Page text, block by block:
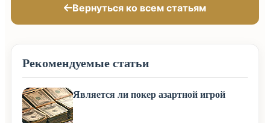
Вернуться ко всем статьям
Рекомендуемые статьи
Является ли покер азартной игрой